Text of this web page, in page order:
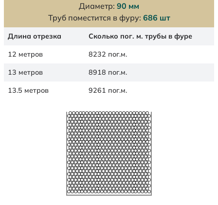
Диаметр: 90 мм
Труб поместится в фуру: 686 шт
Длина отрезка Сколько пог. м. трубы в фуре
12 метров 8232 пог.м.
13 метров 8918 пог.м.
13.5 метров 9261 пог.м.